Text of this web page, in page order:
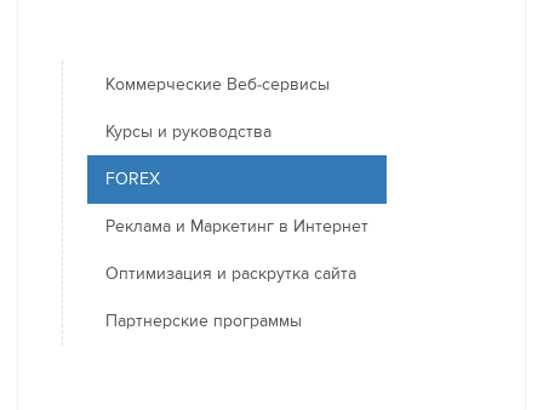
Коммерческие Веб-сервисы
Курсы и руководства
FOREX
Реклама и Маркетинг в Интернет
Оптимизация и раскрутка сайта
Партнерские программы